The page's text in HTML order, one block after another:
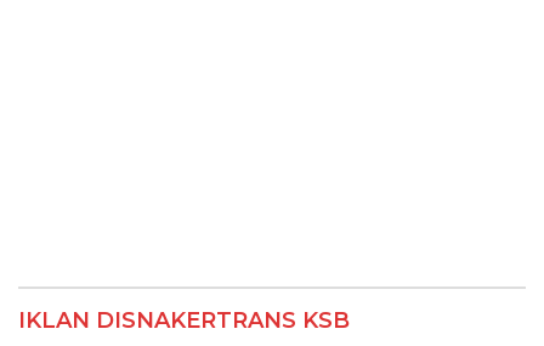
IKLAN DISNAKERTRANS KSB